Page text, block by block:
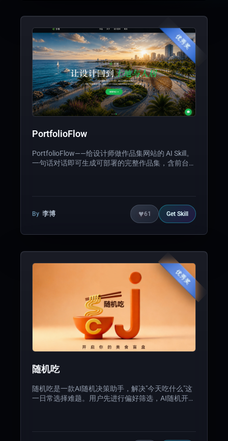
优秀奖
PortfolioFlow
PortfolioFlow——给设计师做作品集网站的 AI Skill。
一句话对话即可生成可部署的完整作品集，含前台展
和一位 UX 设计师的作品集（深蓝科技），证明跨领
域通用性。让设计师 15 分钟从需求到上线，把时间
By 李博 ♥61 Get Skill
优秀奖
随机吃
随机吃是一款AI随机决策助手，解决"今天吃什么"这
一日常选择难题。用户先进行偏好筛选，AI随机开盲